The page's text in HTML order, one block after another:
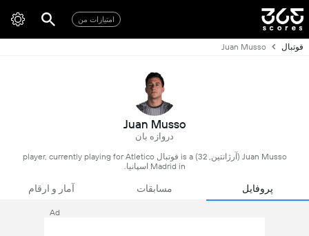
امتیازات من
فوتبال Juan Musso
Juan Musso
دروازه بان
Juan Musso (آرژانتین, 32) is a فوتبال player, currently playing for Atletico
Madrid in اسپانیا.
پروفایل مسابقات آمار و ارقام
Ad